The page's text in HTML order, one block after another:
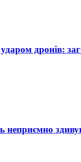
дронів:
неприємно